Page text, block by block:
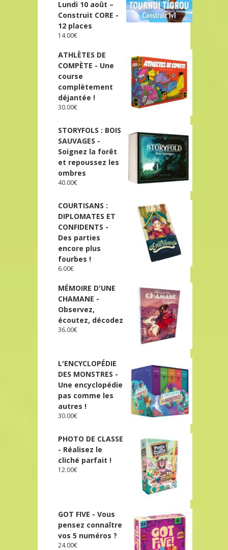
Lundi 10 août –
Construit CORE -
12 places
14.00€
ATHLÈTES DE
COMPÈTE - Une
course
complètement
déjantée !
30.00€
STORYFOLS : BOIS
SAUVAGES -
Soignez la forêt
et repoussez les
ombres
40.00€
COURTISANS :
DIPLOMATES ET
CONFIDENTS -
Des parties
encore plus
fourbes !
6.00€
MÉMOIRE D'UNE
CHAMANE -
Observez,
écoutez, décodez
36.00€
L'ENCYCLOPÉDIE
DES MONSTRES -
Une encyclopédie
pas comme les
autres !
30.00€
PHOTO DE CLASSE
- Réalisez le
cliché parfait !
12.00€
GOT FIVE - Vous
pensez connaître
vos 5 numéros ?
24.00€